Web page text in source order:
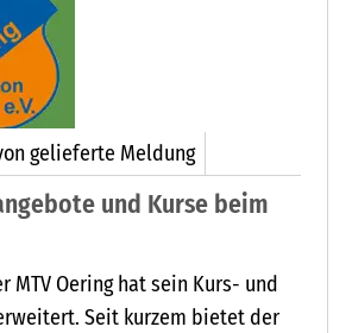
gelieferte Meldung
und Kurse beim
MTV Oering hat sein Kurs- und
Seit kurzem bietet der